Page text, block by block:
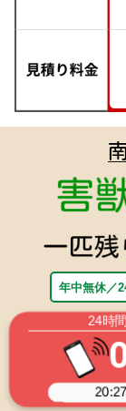
年中無休／
24時
20:27